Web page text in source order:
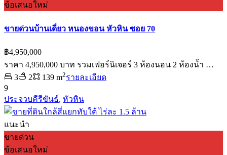
ข้อเสนอใหม่
ขายด่วนบ้านเดี่ยว หนองขอน หัวหิน ซอย 70
฿4,950,000
ราคา 4,950,000 บาท รวมเฟอร์นิเจอร์ 3 ห้องนอน 2 ห้องน้ำ …
3
2 139 m2รายละเอียด
9
ประจวบคีรีขันธ์, หัวหิน
แนะนำ
ขายด่วน
ข้อเสนอใหม่